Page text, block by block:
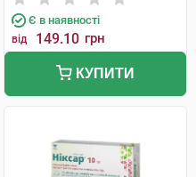
Є в наявності
від 149.10 грн
КУПИТИ